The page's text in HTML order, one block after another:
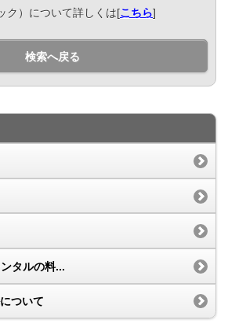
ク）について詳しくは[こちら]
検索へ戻る
タルの料...
ついて